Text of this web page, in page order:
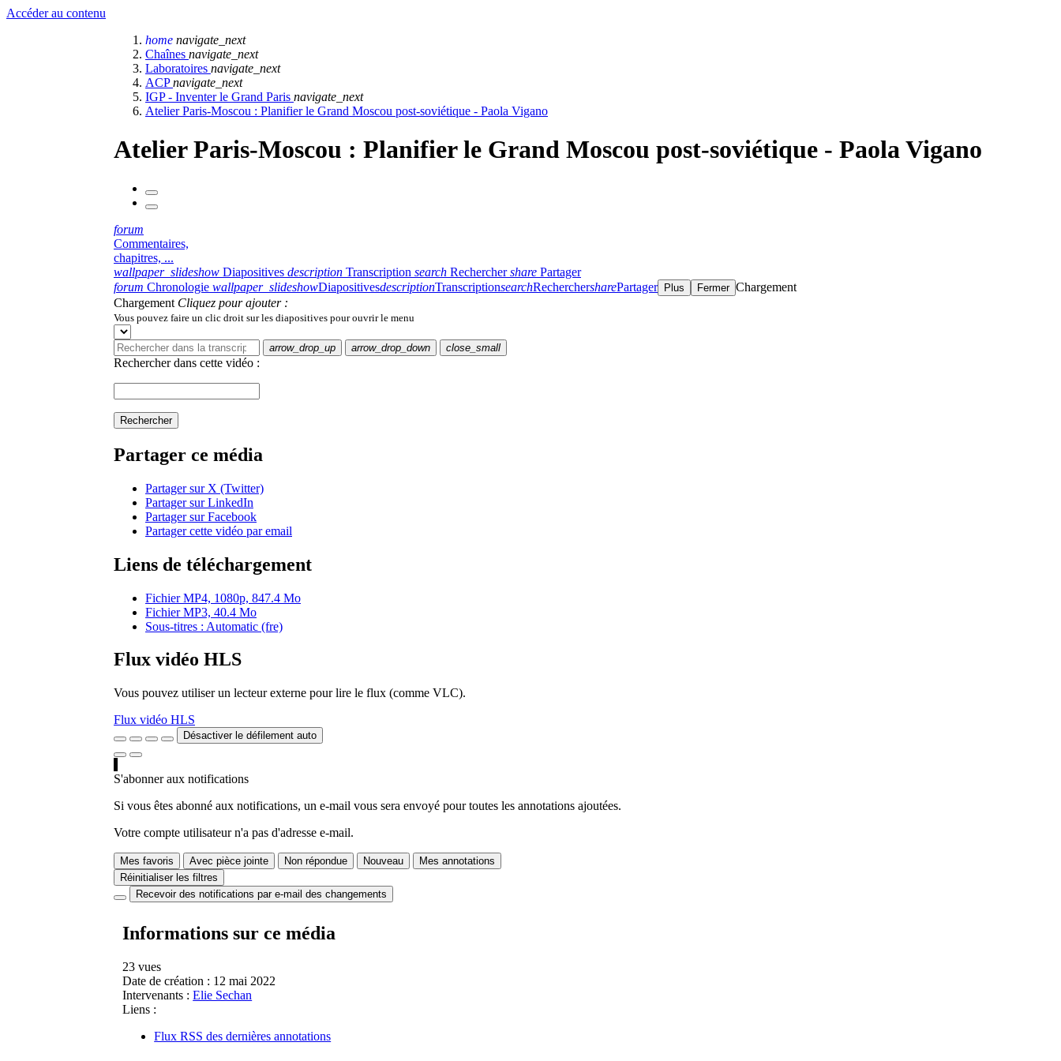
Accéder au contenu
home navigate_next
Chaînes navigate_next
Laboratoires navigate_next
ACPnavigate_next
IGP - Inventer le Grand Paris navigate_next
Atelier Paris-Moscou : Planifier le Grand Moscou post-soviétique - Paola Vigano
Atelier Paris-Moscou : Planifier le Grand Moscou post-soviétique - Paola Vigano
forum
Commentaires,
chapitres, ...
wallpaper_slideshow Diapositives description Transcription search Rechercher share Partager
forum Chronologie wallpaper_slideshowDiapositivesdescriptionTranscriptionsearchRecherchersharePartager Plus Fermer Chargement
Chargement Cliquez pour ajouter :
Vous pouvez faire un clic droit sur les diapositives pour ouvrir le menu
arrow_drop_up arrow_drop_down close_small
Rechercher dans cette vidéo :
Rechercher
Partager ce média
Partager sur X (Twitter)
Partager sur LinkedIn
Partager sur Facebook
Partager cette vidéo par email
Liens de téléchargement
Fichier MP4, 1080p, 847.4 Mo
Fichier MP3, 40.4 Mo
Sous-titres : Automatic (fre)
Flux vidéo HLS
Vous pouvez utiliser un lecteur externe pour lire le flux (comme VLC).
Flux vidéo HLS
Désactiver le défilement auto
S'abonner aux notifications
Si vous êtes abonné aux notifications, un e-mail vous sera envoyé pour toutes les annotations ajoutées.
Votre compte utilisateur n'a pas d'adresse e-mail.
Mes favoris Avec pièce jointe Non répondue Nouveau
Mes annotations
Réinitialiser les filtres
Recevoir des notifications par e-mail des changements
Informations sur ce média
23 vues
Date de création : 12 mai 2022
Intervenants : Elie Sechan
Liens :
Flux RSS des dernières annotations